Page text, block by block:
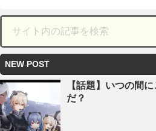
NEW POST
【話題】いつの間
だ？